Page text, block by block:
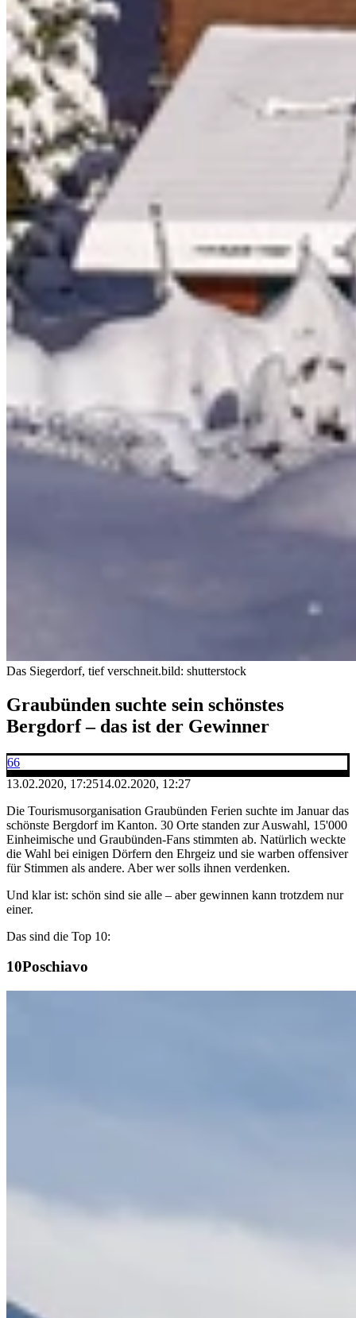
Das Siegerdorf, tief verschneit.bild: shutterstock
Graubünden suchte sein schönstes
Bergdorf – das ist der Gewinner
66
13.02.2020, 17:2514.02.2020, 12:27
Die Tourismusorganisation Graubünden Ferien suchte im Januar das
schönste Bergdorf im Kanton. 30 Orte standen zur Auswahl, 15'000
Einheimische und Graubünden-Fans stimmten ab. Natürlich weckte
die Wahl bei einigen Dörfern den Ehrgeiz und sie warben offensiver
für Stimmen als andere. Aber wer solls ihnen verdenken.
Und klar ist: schön sind sie alle – aber gewinnen kann trotzdem nur
einer.
Das sind die Top 10:
Poschiavo